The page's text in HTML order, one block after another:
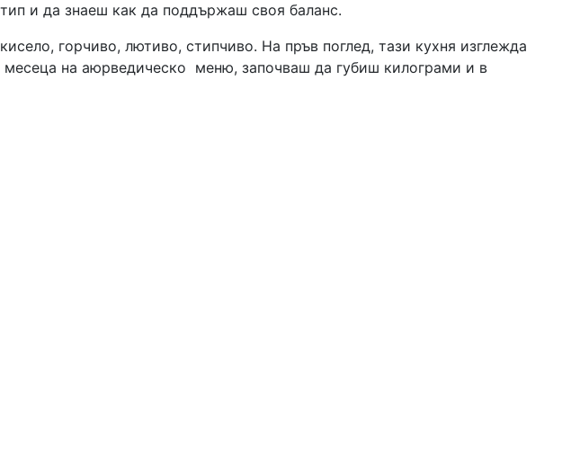
и да знаеш как да поддържаш своя баланс.
горчиво, лютиво, стипчиво. На пръв поглед, тази кухня изглежда
на аюрведическо меню, започваш да губиш килограми и в